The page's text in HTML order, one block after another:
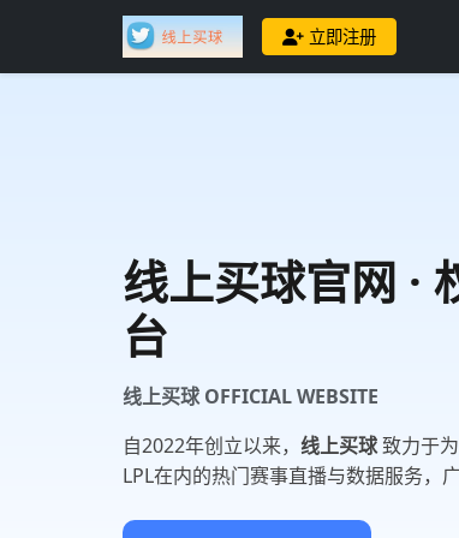
立即注册
线上买球官网 ·
台
线上买球 OFFICIAL WEBSITE
自2022年创立以来， 线上买球致力于为
LPL在内的热门赛事直播与数据服务，